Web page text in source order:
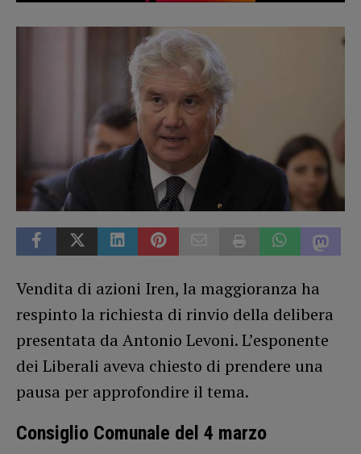
Vendita di azioni Iren, la maggioranza ha
respinto la richiesta di rinvio della delibera
presentata da Antonio Levoni. L’esponente
dei Liberali aveva chiesto di prendere una
pausa per approfondire il tema.
Consiglio Comunale del 4 marzo